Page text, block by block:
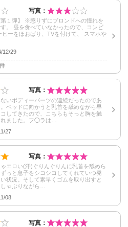
写真：
第１弾】 ※懲りずにブロンドへの憧れを
、コンビ
ヒーをほおばり、TVを付けて、 スマホや
12/29
写真：
いボディーパーツの連続だったのであ
ベッドに向かうと乳首を舐めながら早
してきたので、こちらもそっと胸を触
ました。フ◯ラは…
27
写真：
エロい(汗)ぐりんぐりんに乳首を舐めら
っと息子をシコシコしてくれていつ発
状況。そして素早くゴムを取り出すと
ゃぶりながら…
08
写真：